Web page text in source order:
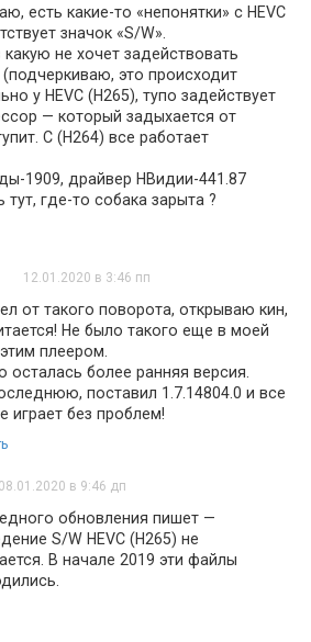
есть какие-то «непонятки» с HEVC
значок «S/W».
какую не хочет задействовать
(подчеркиваю, это происходит
у HEVC (H265), тупо задействует
— который задыхается от
С (Н264) все работает
1909, драйвер НВидии-441.87
где-то собака зарыта ?
12.01.2020 в 3:46 пп
от такого поворота, открываю кин,
Не было такого еще в моей
плеером.
осталась более ранняя версия.
поставил 1.7.14804.0 и все
играет без проблем!
08.01.2020 в 9:46 дп
обновления пишет —
S/W HEVC (H265) не
В начале 2019 эти файлы